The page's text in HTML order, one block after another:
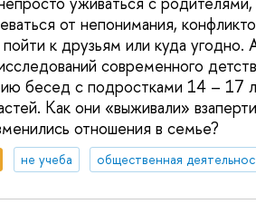
от непонимания,
к друзьям или куда угодно.
современного
бесед с подростками 14 – 17
Как они «выживали»
отношения в семье?
не учеба общественная